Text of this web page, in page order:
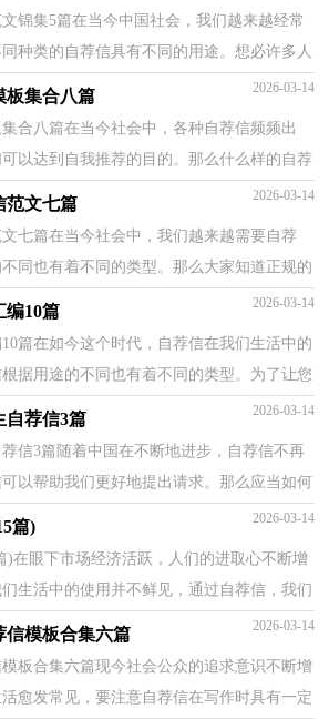
锦集5篇在当今中国社会，我们越来越经常
种类的自荐信具有不同的用途。想必许多人
烦恼吧，以下是小编整理的...
板集合八篇 2026-03-14
合八篇在当今社会中，各种自荐信频频出
以达到自我推荐的目的。那么什么样的自荐
小编为大家收集的本科毕业生自...
范文七篇 2026-03-14
七篇在当今社会中，我们越来越需要自荐
同也有着不同的类型。那么大家知道正规的
小编为大家收集的英文的自荐...
编10篇 2026-03-14
篇在如今这个时代，自荐信在我们生活中的
据用途的不同也有着不同的类型。为了让您
面是小编收集整理的毕业生...
自荐信3篇 2026-03-14
荐信3篇随着中国在不断地进步，自荐信不再
以帮助我们更好地提出请求。那么应当如何
为大家收集的大学毕业生自...
篇) 2026-03-14
)在眼下市场经济活跃，人们的进取心不断增
生活中的使用并不鲜见，通过自荐信，我们
的。在写之前，可以先参考范文，下...
信模板合集六篇 2026-03-14
模板合集六篇现今社会公众的追求意识不断增
愈发常见，要注意自荐信在写作时具有一定